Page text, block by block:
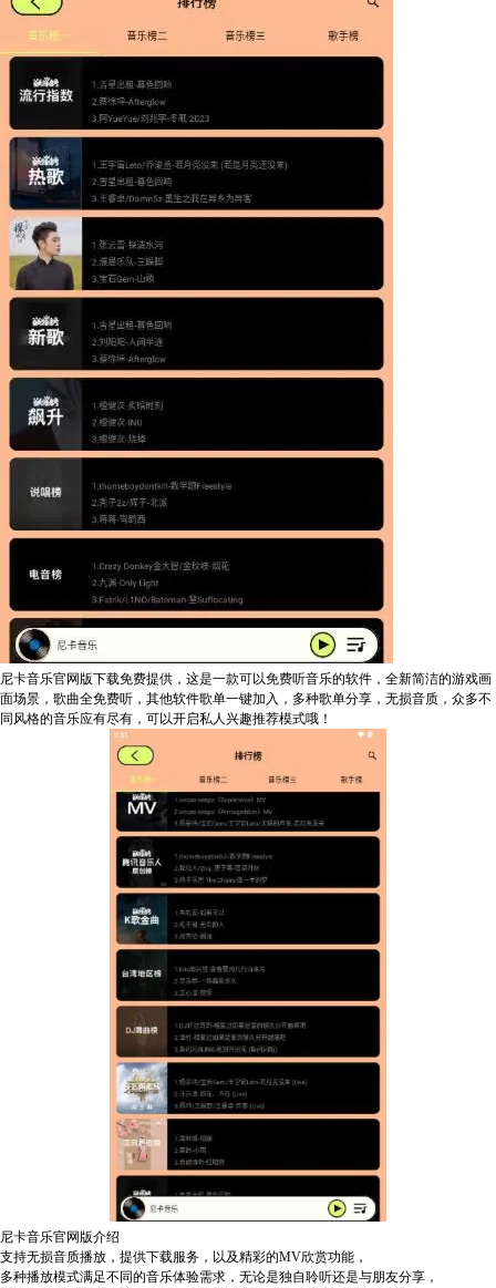
尼卡音乐官网版下载免费提供，这是一款可以免费听音乐的软件，全新简洁的游戏画
面场景，歌曲全免费听，其他软件歌单一键加入，多种歌单分享，无损音质，众多不
同风格的音乐应有尽有，可以开启私人兴趣推荐模式哦！
尼卡音乐官网版介绍
支持无损音质播放，提供下载服务，以及精彩的MV欣赏功能，
多种播放模式满足不同的音乐体验需求，无论是独自聆听还是与朋友分享，